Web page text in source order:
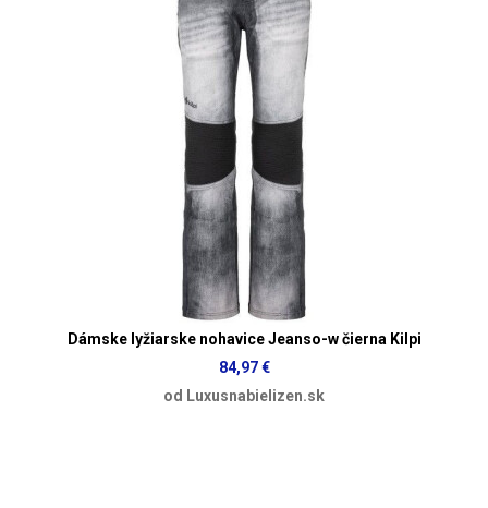
Dámske lyžiarske nohavice Jeanso-w čierna Kilpi
84,97 €
od Luxusnabielizen.sk